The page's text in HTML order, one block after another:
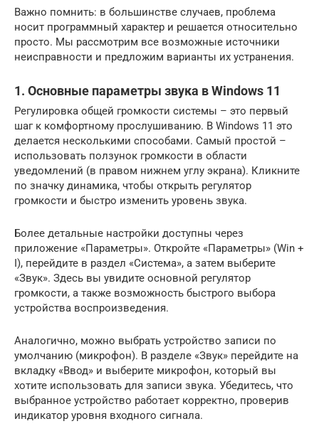
Важно помнить: в большинстве случаев, проблема
носит программный характер и решается относительно
просто. Мы рассмотрим все возможные источники
неисправности и предложим варианты их устранения.
1. Основные параметры звука в Windows 11
Регулировка общей громкости системы – это первый
шаг к комфортному прослушиванию. В Windows 11 это
делается несколькими способами. Самый простой –
использовать ползунок громкости в области
уведомлений (в правом нижнем углу экрана). Кликните
по значку динамика, чтобы открыть регулятор
громкости и быстро изменить уровень звука.
Более детальные настройки доступны через
приложение «Параметры». Откройте «Параметры» (Win +
I), перейдите в раздел «Система», а затем выберите
«Звук». Здесь вы увидите основной регулятор
громкости, а также возможность быстрого выбора
устройства воспроизведения.
Аналогично, можно выбрать устройство записи по
умолчанию (микрофон). В разделе «Звук» перейдите на
вкладку «Ввод» и выберите микрофон, который вы
хотите использовать для записи звука. Убедитесь, что
выбранное устройство работает корректно, проверив
индикатор уровня входного сигнала.